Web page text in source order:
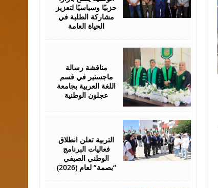
حزبيًا وسياسيًا لتعزيز
مشاركة الطلبة في
الحياة العامة
مناقشة رسالة
ماجستير في قسم
اللغة العربية بجامعة
عجلون الوطنية
التربية تعلن انطلاق
فعاليات البرنامج
الوطني الصيفي
“بصمة” لعام (2026)